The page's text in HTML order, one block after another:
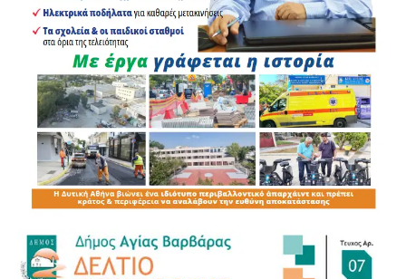
«Ο δήμαρχος αναλαμβάνει την ευθύνη. Να φταίει αυτός
για όλα», ανέφερε, επισημαίνοντας παράλληλα ότι το
υφιστάμενο σύστημα παραμένει σε μεγάλο βαθμό
δημαρχοκεντρικό.